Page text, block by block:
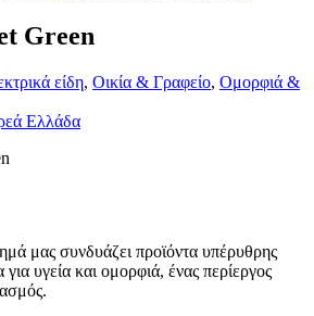
Green
είδη, Οικία & Γραφείο, Ομορφιά &
Ελλάδα
μας συνδυάζει προϊόντα υπέρυθρης
υγεία και ομορφιά, ένας περίεργος